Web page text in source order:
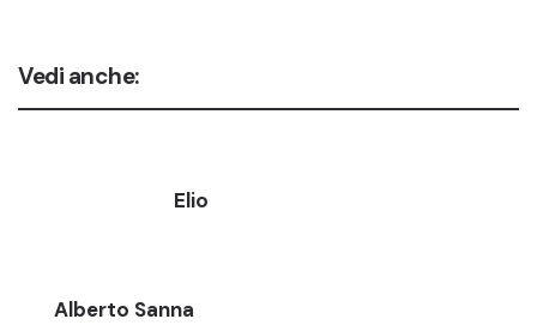
Vedi anche:
Elio
Alberto Sanna